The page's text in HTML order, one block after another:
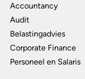
Accountancy
Audit
Belastingadvies
Corporate Finance
Personeel en Salaris